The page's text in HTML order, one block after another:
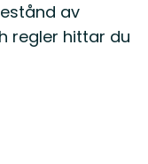
av
regler hittar du